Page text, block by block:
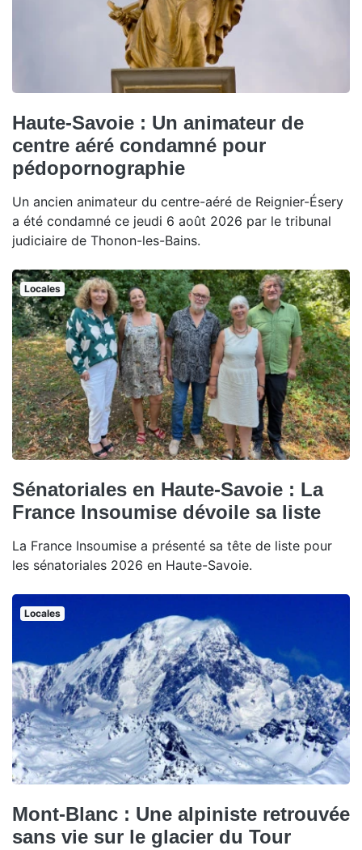
Haute-Savoie : Un animateur de
centre aéré condamné pour
pédopornographie
Un ancien animateur du centre-aéré de Reignier-Ésery
a été condamné ce jeudi 6 août 2026 par le tribunal
judiciaire de Thonon-les-Bains.
Locales
Sénatoriales en Haute-Savoie : La
France Insoumise dévoile sa liste
La France Insoumise a présenté sa tête de liste pour
les sénatoriales 2026 en Haute-Savoie.
Locales
Mont-Blanc : Une alpiniste retrouvée
sans vie sur le glacier du Tour